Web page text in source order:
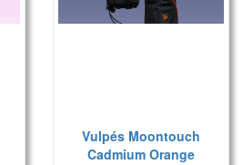
Vulpés Moontouch
Cadmium Orange